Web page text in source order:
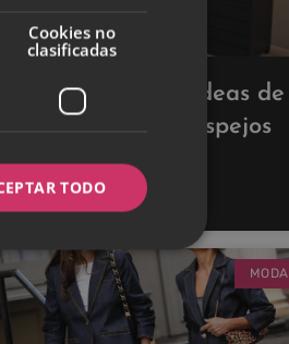
Descubre estas ideas de
decoración con espejos
para ampliar tus
espacios
MODA
Cookies no
clasificadas
TODO